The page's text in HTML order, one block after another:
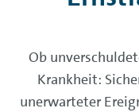
Ob
Krankheit:
unerwarteter